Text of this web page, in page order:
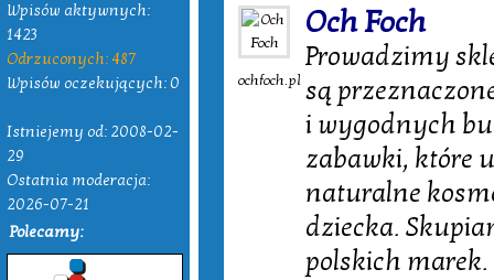
Wpisów aktywnych:
1423
Odrzuconych: 487
Wpisów oczekujących: 0
Istniejemy od: 2008-02-
29
Ostatnia moderacja:
2026-07-21
Polecamy:
ochfoch.pl
Och Foch
Prowadzimy
są
i wygodnych
zabawki, które
naturalne
dziecka.
polskich marek.